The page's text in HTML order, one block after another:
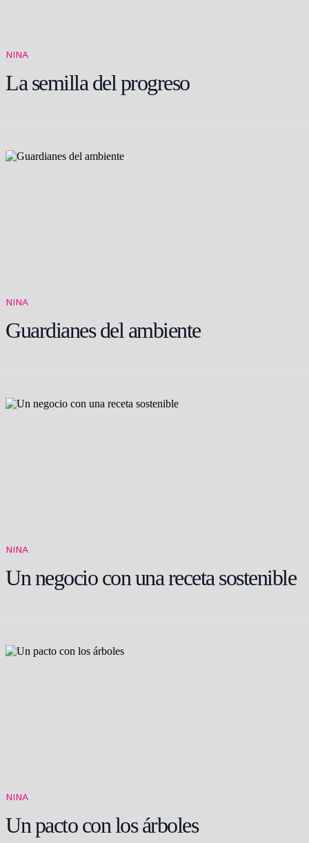
NINA
La semilla del progreso
NINA
Guardianes del ambiente
NINA
Un negocio con una receta sostenible
NINA
Un pacto con los árboles